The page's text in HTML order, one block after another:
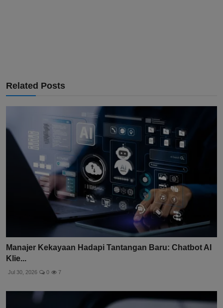
Related Posts
Manajer Kekayaan Hadapi Tantangan Baru: Chatbot AI
Klie...
Jul 30, 2026 0 7